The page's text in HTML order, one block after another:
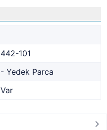
442-101
- Yedek Parca
Var